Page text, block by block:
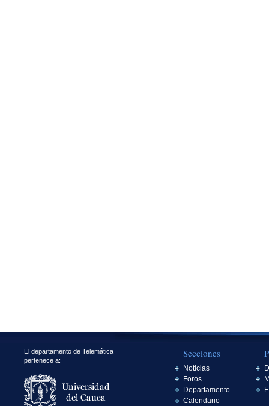
El departamento de Telemática
pertenece a:
Secciones
Noticias
Foros
Departamento
Calendario